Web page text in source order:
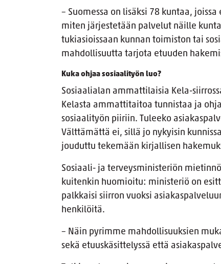
– Suomessa on lisäksi 78 kuntaa,
miten järjestetään palvelut näille
tukiasioissaan kunnan toimiston tai
mahdollisuutta tarjota etuuden
Kuka ohjaa sosiaalityön luo?
Sosiaalialan ammattilaisia Kela-
Kelasta ammattitaitoa tunnistaa ja
sosiaalityön piiriin. Tuleeko
Välttämättä ei, sillä jo nykyisin
jouduttu tekemään kirjallisen
Sosiaali- ja terveysministeriön
kuitenkin huomioitu: ministeriö on
palkkaisi siirron vuoksi
henkilöitä.
– Näin pyrimme mahdollisuuksien
sekä etuuskäsittelyssä että